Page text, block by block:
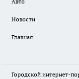
Новости
Главная
Городской интернет-